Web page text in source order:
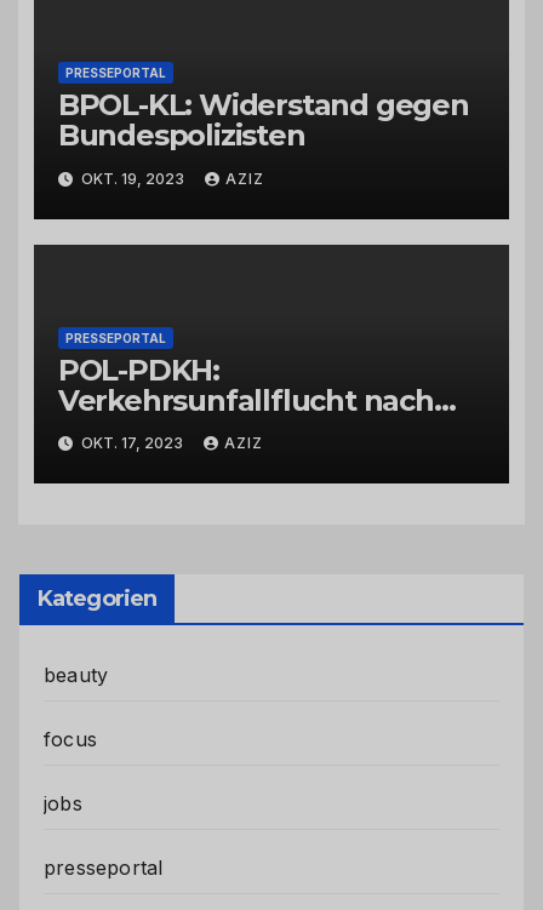
PRESSEPORTAL
BPOL-KL: Widerstand gegen
Bundespolizisten
OKT. 19, 2023 AZIZ
PRESSEPORTAL
POL-PDKH:
Verkehrsunfallflucht nach
Abbiegevorgang
OKT. 17, 2023 AZIZ
Kategorien
beauty
focus
jobs
presseportal